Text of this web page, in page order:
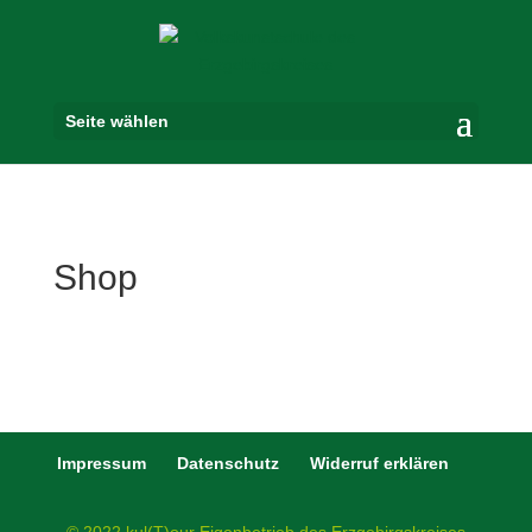
Seite wählen
Shop
Impressum Datenschutz Widerruf erklären